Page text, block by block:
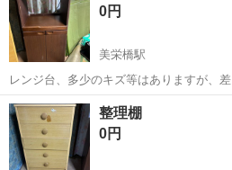
0円
美栄橋駅
レンジ台、多少のキズ等はありますが、
テ1230mm ✖️ヨコ590mm ✖️
沖縄 那覇市 美栄橋駅
整理棚
0円